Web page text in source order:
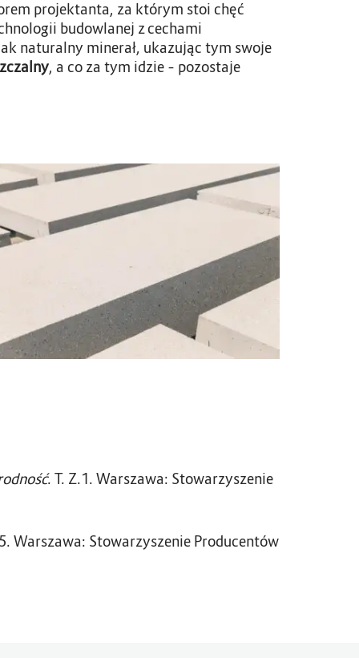
projektanta, za którym stoi chęć
budowlanej z cechami
naturalny minerał, ukazując tym swoje
, a co za tym idzie – pozostaje
. T. Z.1. Warszawa: Stowarzyszenie
Warszawa: Stowarzyszenie Producentów